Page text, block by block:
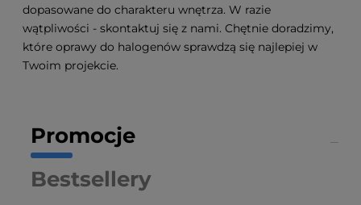
dopasowane do charakteru wnętrza. W razie
wątpliwości - skontaktuj się z nami. Chętnie doradzimy,
które oprawy do halogenów sprawdzą się najlepiej w
Twoim projekcie.
Promocje
Bestsellery